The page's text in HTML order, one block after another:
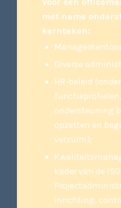
met name
kerntaken:
Diverse
HR-beleid
functieprofielen,
ondersteuning
opzetten en
verzuim);
kader van de
inrichting,